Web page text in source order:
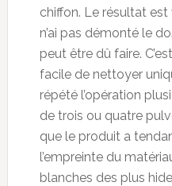
chiffon. Le résultat est
n’ai pas démonté le
peut être dû faire.
facile de nettoyer
répété l’opération
de trois ou quatre
que le produit a
l’empreinte du
blanches des plus